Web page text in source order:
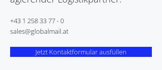
+43 1 258 33 77 - 0
sales@globalmail.at
Jetzt Kontaktformular ausfüllen